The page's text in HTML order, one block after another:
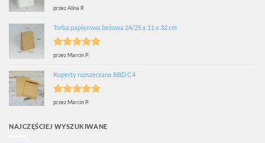
Oceniono
przez Alina R
Torba papierowa beżowa 24/25 x 11 x 32 cm
Oceniono
przez Marcin P.
Koperty rozszerzane RBD C4
Oceniono
przez Marcin P.
NAJCZĘŚCIEJ WYSZUKIWANE